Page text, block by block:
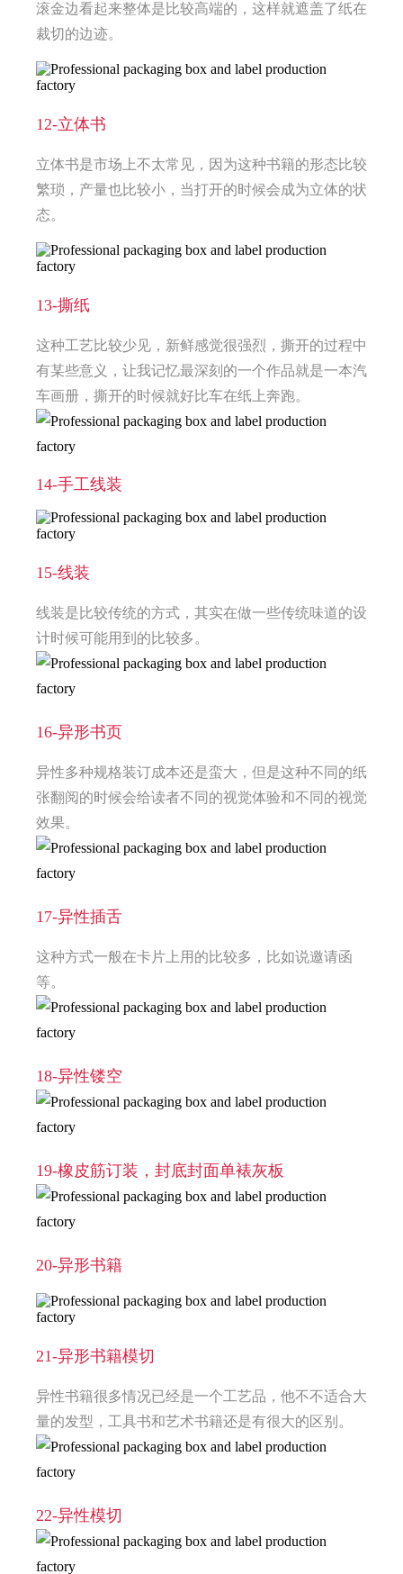
滚金边看起来整体是比较高端的，这样就遮盖了纸在
裁切的边迹。
12-立体书
立体书是市场上不太常见，因为这种书籍的形态比较
繁琐，产量也比较小，当打开的时候会成为立体的状
态。
13-撕纸
这种工艺比较少见，新鲜感觉很强烈，撕开的过程中
有某些意义，让我记忆最深刻的一个作品就是一本汽
车画册，撕开的时候就好比车在纸上奔跑。
14-手工线装
15-线装
线装是比较传统的方式，其实在做一些传统味道的设
计时候可能用到的比较多。
16-异形书页
异性多种规格装订成本还是蛮大，但是这种不同的纸
张翻阅的时候会给读者不同的视觉体验和不同的视觉
效果。
17-异性插舌
这种方式一般在卡片上用的比较多，比如说邀请函
等。
18-异性镂空
19-橡皮筋订装，封底封面单裱灰板
20-异形书籍
21-异形书籍模切
异性书籍很多情况已经是一个工艺品，他不不适合大
量的发型，工具书和艺术书籍还是有很大的区别。
22-异性模切